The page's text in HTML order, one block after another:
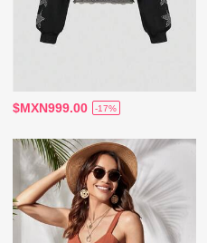
$MXN999.00 -17%